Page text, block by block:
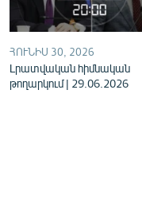
ՀՈՒՆԻՍ 30, 2026
Լրատվական հիմնական
թողարկում | 29.06.2026